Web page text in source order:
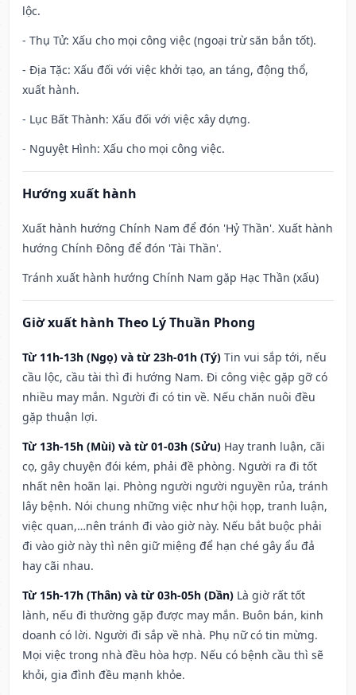
lộc.
- Thụ Tử: Xấu cho mọi công việc (ngoại trừ săn bắn tốt).
- Địa Tặc: Xấu đối với việc khởi tạo, an táng, động thổ,
xuất hành.
- Lục Bất Thành: Xấu đối với việc xây dựng.
- Nguyệt Hình: Xấu cho mọi công việc.
Hướng xuất hành
Xuất hành hướng Chính Nam để đón 'Hỷ Thần'. Xuất hành
hướng Chính Đông để đón 'Tài Thần'.
Tránh xuất hành hướng Chính Nam gặp Hạc Thần (xấu)
Giờ xuất hành Theo Lý Thuần Phong
Từ 11h-13h (Ngọ) và từ 23h-01h (Tý) Tin vui sắp tới, nếu
cầu lộc, cầu tài thì đi hướng Nam. Đi công việc gặp gỡ có
nhiều may mắn. Người đi có tin về. Nếu chăn nuôi đều
gặp thuận lợi.
Từ 13h-15h (Mùi) và từ 01-03h (Sửu) Hay tranh luận, cãi
cọ, gây chuyện đói kém, phải đề phòng. Người ra đi tốt
nhất nên hoãn lại. Phòng người người nguyền rủa, tránh
lây bệnh. Nói chung những việc như hội họp, tranh luận,
việc quan,…nên tránh đi vào giờ này. Nếu bắt buộc phải
đi vào giờ này thì nên giữ miệng để hạn ché gây ẩu đả
hay cãi nhau.
Từ 15h-17h (Thân) và từ 03h-05h (Dần) Là giờ rất tốt
lành, nếu đi thường gặp được may mắn. Buôn bán, kinh
doanh có lời. Người đi sắp về nhà. Phụ nữ có tin mừng.
Mọi việc trong nhà đều hòa hợp. Nếu có bệnh cầu thì sẽ
khỏi, gia đình đều mạnh khỏe.